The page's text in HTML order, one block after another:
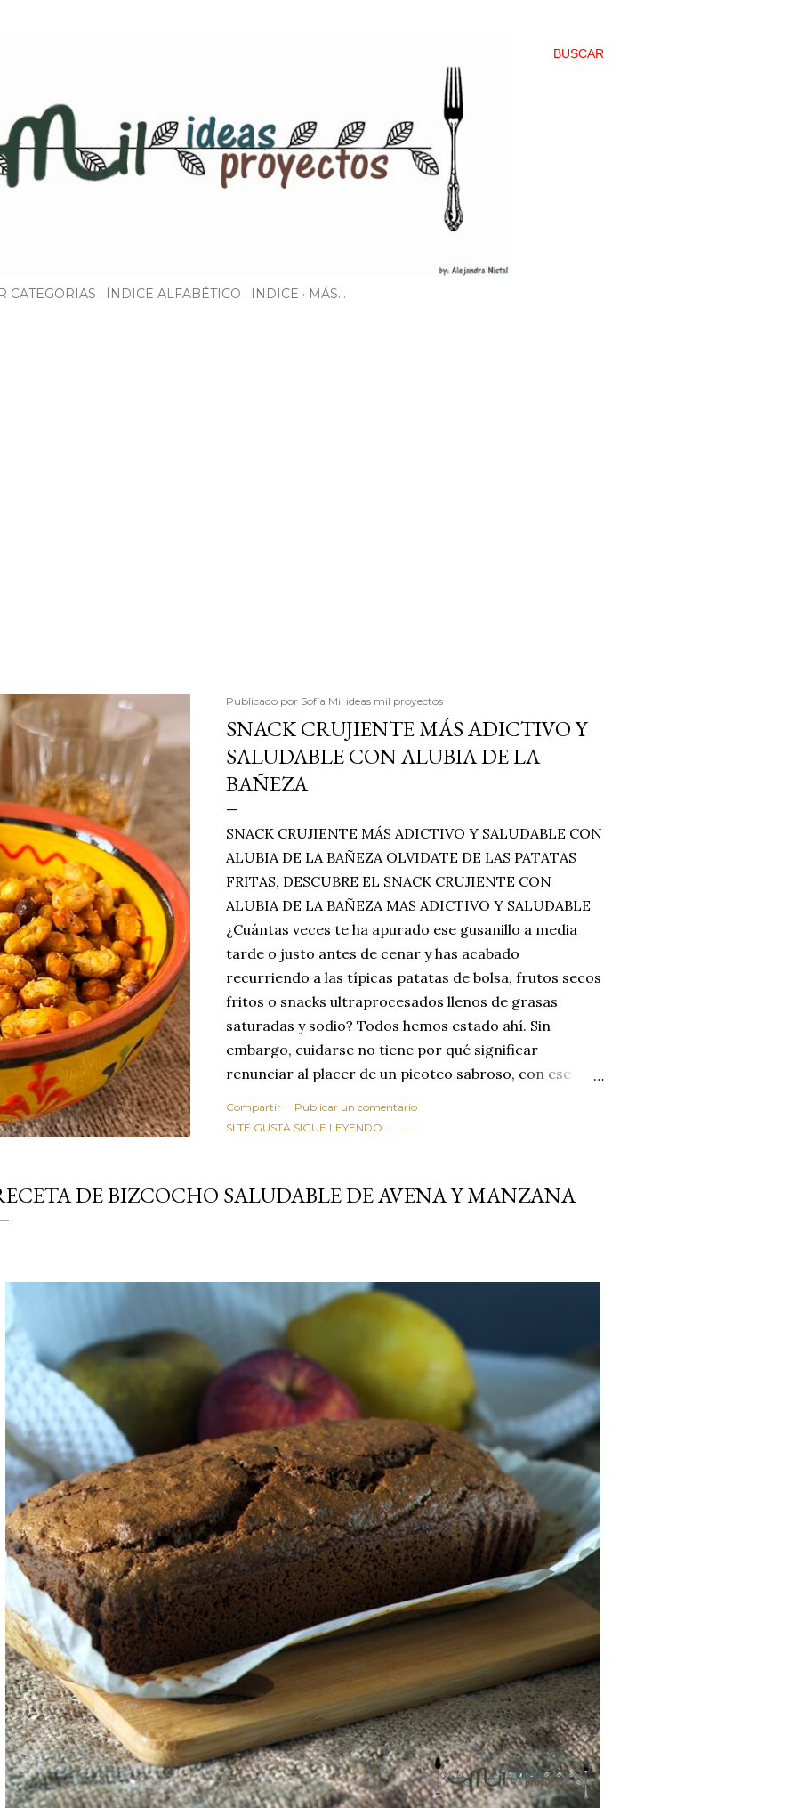
BUSCAR
CATEGORIAS ÍNDICE ALFABÉTICO INDICE MÁS…
Publicado por Sofía Mil ideas mil proyectos
SNACK CRUJIENTE MÁS ADICTIVO Y
SALUDABLE CON ALUBIA DE LA
BAÑEZA
SNACK CRUJIENTE MÁS ADICTIVO Y SALUDABLE CON
ALUBIA DE LA BAÑEZA OLVIDATE DE LAS PATATAS
FRITAS, DESCUBRE EL SNACK CRUJIENTE CON
ALUBIA DE LA BAÑEZA MAS ADICTIVO Y SALUDABLE
¿Cuántas veces te ha apurado ese gusanillo a media
tarde o justo antes de cenar y has acabado
recurriendo a las típicas patatas de bolsa, frutos secos
fritos o snacks ultraprocesados llenos de grasas
saturadas y sodio? Todos hemos estado ahí. Sin
embargo, cuidarse no tiene por qué significar
renunciar al placer de un picoteo sabroso, con ese
Estas alubias crujientes al horno van a cambiar por
tradicionales y copiosos de invierno. Con esta receta
100% natural. Es el sustituto perfecto a los frutos se...
Compartir
Publicar un comentario
SI TE GUSTA SIGUE LEYENDO............
DE BIZCOCHO SALUDABLE DE AVENA Y MANZANA